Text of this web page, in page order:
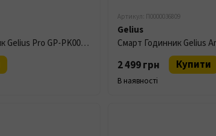
Дитячий Смарт Годинник Gelius Pro GP-PK007 Black
Артикул: П0000036809
Gelius
2 499 грн Купити
В наявності